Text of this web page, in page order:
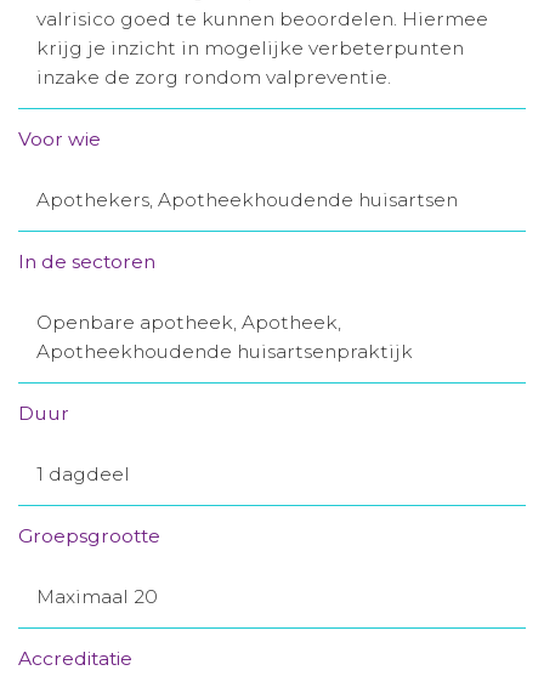
Inloggen
Toegang leeromgeving
valrisico goed te kunnen beoordelen. Hiermee
krijg je inzicht in mogelijke verbeterpunten
inzake de zorg rondom valpreventie.
Voor wie
Apothekers, Apotheekhoudende huisartsen
In de sectoren
Openbare apotheek, Apotheek,
Apotheekhoudende huisartsenpraktijk
Duur
1 dagdeel
Groepsgrootte
Maximaal 20
Accreditatie